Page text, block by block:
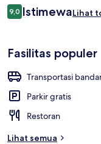
Ulasan
9,09,0 dari 10
IstimewaLihat
Fasilitas populer
Transportasi
Parkir gratis
Restoran
Lihat semua